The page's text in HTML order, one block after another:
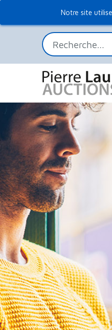
Notre site